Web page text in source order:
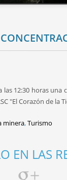
las 12:30 horas
"El Corazón de la
minera,Turismo
EN LAS